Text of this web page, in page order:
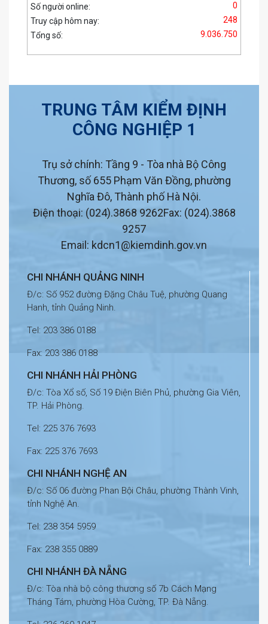
Số người online:
0
Truy cập hôm nay:
248
Tổng số:
9.036.750
TRUNG TÂM KIỂM ĐỊNH
CÔNG NGHIỆP 1
Trụ sở chính: Tầng 9 - Tòa nhà Bộ Công
Thương, số 655 Phạm Văn Đồng, phường
Nghĩa Đô, Thành phố Hà Nội.
Điện thoại: (024).3868 9262Fax: (024).3868
9257
Email: kdcn1@kiemdinh.gov.vn
CHI NHÁNH QUẢNG NINH
Đ/c: Số 952 đường Đặng Châu Tuệ, phường Quang
Hanh, tỉnh Quảng Ninh.
Tel: 203 386 0188
Fax: 203 386 0188
CHI NHÁNH HẢI PHÒNG
Đ/c: Tòa Xổ số, Số 19 Điện Biên Phủ, phường Gia Viên,
TP. Hải Phòng.
Tel: 225 376 7693
Fax: 225 376 7693
CHI NHÁNH NGHỆ AN
Đ/c: Số 06 đường Phan Bội Châu, phường Thành Vinh,
tỉnh Nghệ An.
Tel: 238 354 5959
Fax: 238 355 0889
CHI NHÁNH ĐÀ NẴNG
Đ/c: Tòa nhà bộ công thương số 7b Cách Mạng
Tháng Tám, phường Hòa Cường, TP. Đà Nẵng.